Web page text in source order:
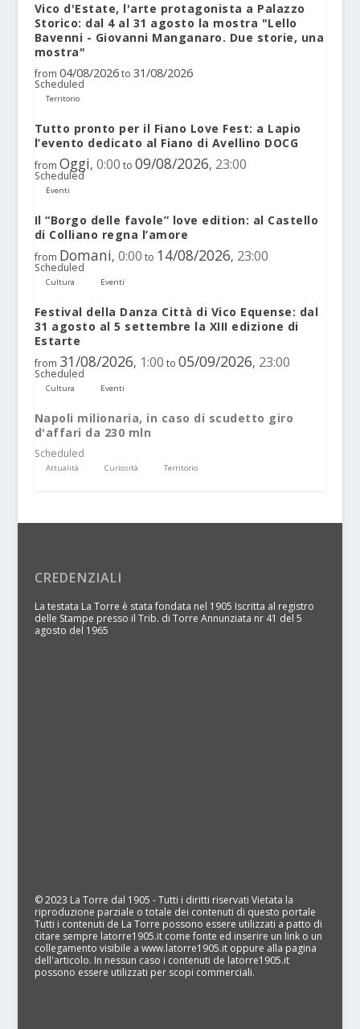
Vico d'Estate, l'arte protagonista a Palazzo
Storico: dal 4 al 31 agosto la mostra "Lello
Bavenni - Giovanni Manganaro. Due storie, una
mostra"
from 04/08/2026 to 31/08/2026
Scheduled
Territorio
Tutto pronto per il Fiano Love Fest: a Lapio
l’evento dedicato al Fiano di Avellino DOCG
from Oggi, 0:00 to 09/08/2026, 23:00
Scheduled
Eventi
Il “Borgo delle favole” love edition: al Castello
di Colliano regna l’amore
from Domani, 0:00 to 14/08/2026, 23:00
Scheduled
Cultura Eventi
Festival della Danza Città di Vico Equense: dal
31 agosto al 5 settembre la XIII edizione di
Estarte
from 31/08/2026, 1:00 to 05/09/2026, 23:00
Scheduled
Cultura Eventi
Napoli milionaria, in caso di scudetto giro
d'affari da 230 mln
Scheduled
Attualità Curiosità Territorio
CREDENZIALI
La testata La Torre è stata fondata nel 1905 Iscritta al registro
delle Stampe presso il Trib. di Torre Annunziata nr 41 del 5
agosto del 1965
© 2023 La Torre dal 1905 - Tutti i diritti riservati Vietata la
riproduzione parziale o totale dei contenuti di questo portale
Tutti i contenuti de La Torre possono essere utilizzati a patto di
citare sempre latorre1905.it come fonte ed inserire un link o un
collegamento visibile a www.latorre1905.it oppure alla pagina
dell'articolo. In nessun caso i contenuti de latorre1905.it
possono essere utilizzati per scopi commerciali.